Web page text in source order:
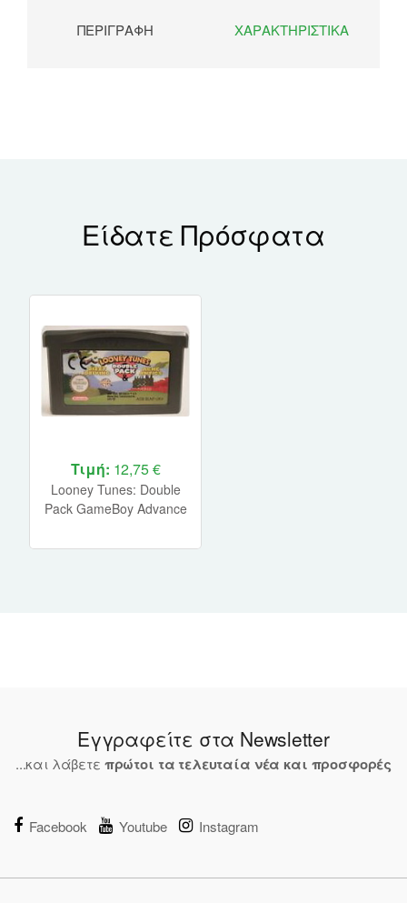
ΠΕΡΙΓΡΑΦΉ ΧΑΡΑΚΤΗΡΙΣΤΙΚΆ
Είδατε Πρόσφατα
Τιμή: 12,75 €
Looney Tunes: Double
Pack GameBoy Advance
Εγγραφείτε στα Newsletter
...και λάβετε πρώτοι τα τελευταία νέα και προσφορές
Facebook Youtube Instagram